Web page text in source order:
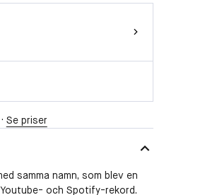
Se priser
samma namn, som blev en
och Spotify-rekord.